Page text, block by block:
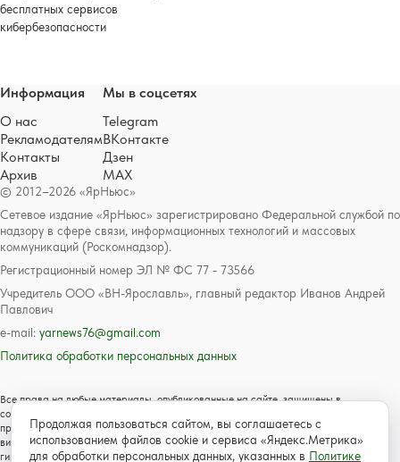
бесплатных сервисов
кибербезопасности
© 2012–2026 «ЯрНьюс»
Сетевое издание «ЯрНьюс» зарегистрировано Федеральной службой по
надзору в сфере связи, информационных технологий и массовых
коммуникаций (Роскомнадзор).
Регистрационный номер ЭЛ № ФС 77 - 73566
Учредитель ООО «ВН-Ярославль», главный редактор Иванов Андрей
Павлович
e-mail: yarnews76@gmail.com
Политика обработки персональных данных
Все права на любые материалы, опубликованные на сайте, защищены в
соответствии с российским и международным законодательством об авторском
праве и смежных правах. Любое использование текстовых, фото, аудио и
видеоматериалов возможно только с согласия правообладателя с обязательной
гиперссылкой на сайт https://www.yarnews.net; Для детей старше 16 лет.
Информация
О нас
Рекламодателям
Контакты
Архив
Мы в соцсетях
Telegram
ВКонтакте
Дзен
MAX
Продолжая пользоваться сайтом, вы соглашаетесь с
использованием файлов cookie и сервиса «Яндекс.Метрика»
для обработки персональных данных, указанных в Политике